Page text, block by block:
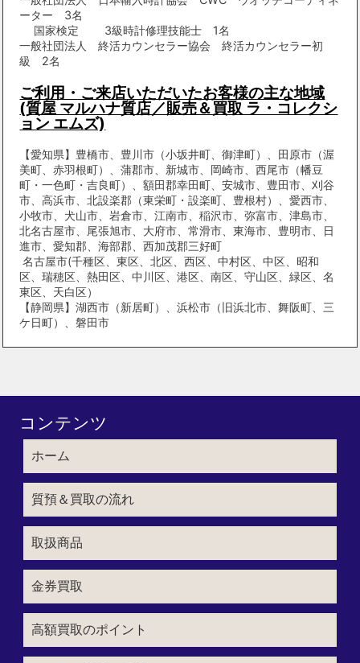
ーター 3名
国家検定 3級時計修理技能士 1名
一般社団法人 終活カウンセラー協会 終活カウンセラー初
級 2名
ご利用・ご来店いただいたお客様の主な地域
(質屋 マルハナ質店／販売＆買取 ラ・コレクシ
ョン エムズ)
【愛知県】豊橋市、豊川市（小坂井町、御津町）、田原市（渥
美町、赤羽根町）、蒲郡市、新城市、岡崎市、西尾市（幡豆
町・一色町・吉良町）、額田郡幸田町、安城市、豊田市、刈谷
市、高浜市、北設楽郡（東栄町・設楽町、豊根村）、愛西市、
小牧市、犬山市、岩倉市、江南市、稲沢市、弥富市、津島市、
北名古屋市、尾張旭市、大府市、常滑市、東海市、豊明市、日
進市、愛知郡、海部郡、西加茂郡三好町
名古屋市(千種区、東区、北区、西区、中村区、中区、昭和
区、瑞穂区、熱田区、中川区、港区、南区、守山区、緑区、名
東区、天白区）
【静岡県】湖西市（新居町）、浜松市（旧浜北市、舞阪町、三
ケ日町）、磐田市
コンテンツ
ホーム
質預＆買取の流れ
取扱商品
金券買取
高額買取のポイント